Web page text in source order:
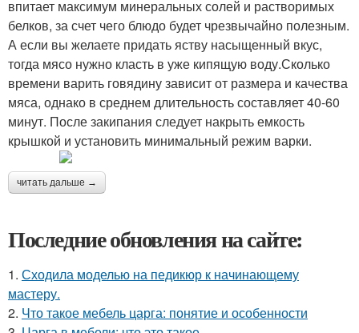
впитает максимум минеральных солей и растворимых
белков, за счет чего блюдо будет чрезвычайно полезным.
А если вы желаете придать яству насыщенный вкус,
тогда мясо нужно класть в уже кипящую воду.Сколько
времени варить говядину зависит от размера и качества
мяса, однако в среднем длительность составляет 40-60
минут. После закипания следует накрыть емкость
крышкой и установить минимальный режим варки.
читать дальше →
Последние обновления на сайте:
1. Сходила моделью на педикюр к начинающему
мастеру.
2. Что такое мебель царга: понятие и особенности